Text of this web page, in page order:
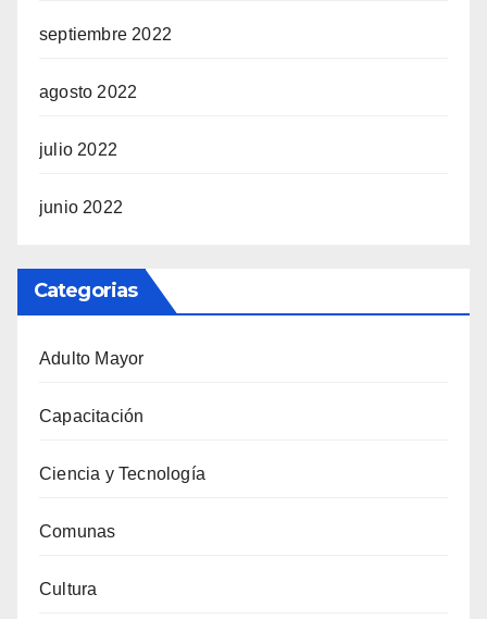
septiembre 2022
agosto 2022
julio 2022
junio 2022
Categorias
Adulto Mayor
Capacitación
Ciencia y Tecnología
Comunas
Cultura